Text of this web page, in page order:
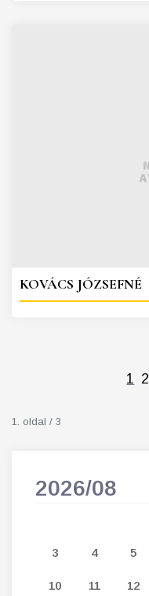
KOVÁCS JÓZSEFNÉ
1 2
1. oldal / 3
2026/08
3 4 5
10 11 12